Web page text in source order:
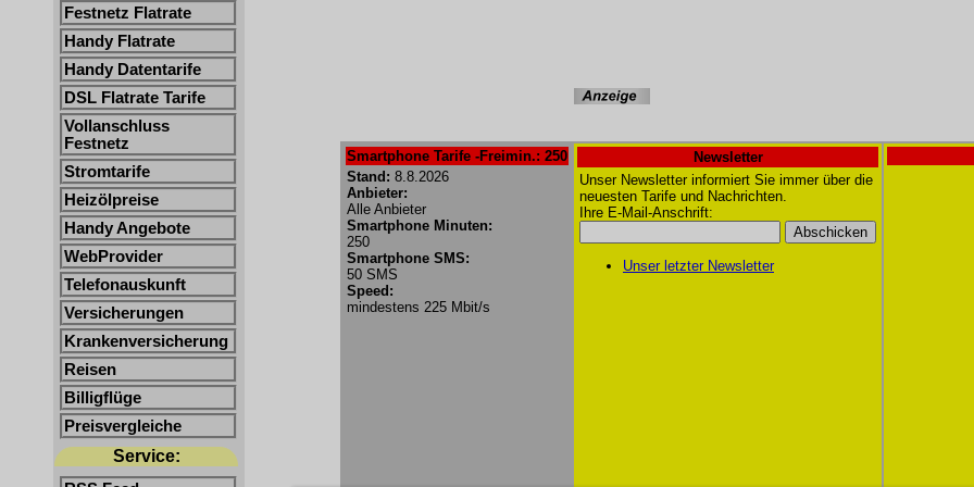
Festnetz Flatrate
Handy Flatrate
Handy Datentarife
DSL Flatrate Tarife
Vollanschluss
Festnetz
Stromtarife
Heizölpreise
Handy Angebote
WebProvider
Telefonauskunft
Versicherungen
Krankenversicherung
Reisen
Billigflüge
Preisvergleiche
Service:
Smartphone Tarife -Freimin.: 250
Stand: 8.8.2026
Anbieter:
Alle Anbieter
Smartphone Minuten:
250
Smartphone SMS:
50 SMS
Speed:
mindestens 225 Mbit/s
Newsletter
Unser Newsletter informiert Sie immer über die
neuesten Tarife und Nachrichten.
Ihre E-Mail-Anschrift:
Unser letzter Newsletter